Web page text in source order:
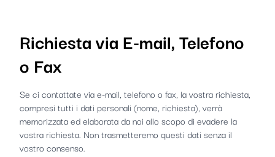
Richiesta via E-mail, Telefono
o Fax
Se ci contattate via e-mail, telefono o fax, la vostra richiesta,
compresi tutti i dati personali (nome, richiesta), verrà
memorizzata ed elaborata da noi allo scopo di evadere la
vostra richiesta. Non trasmetteremo questi dati senza il
vostro consenso.